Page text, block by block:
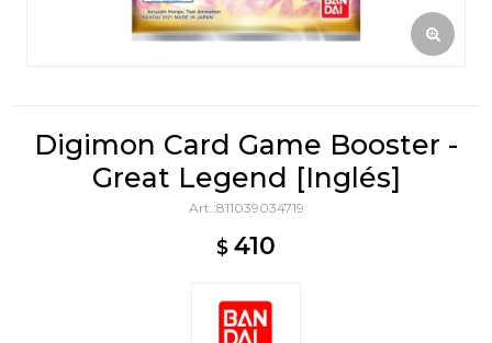
Digimon Card Game Booster -
Great Legend [Inglés]
811039034719
$ 410